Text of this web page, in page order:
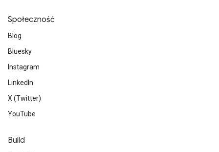
Społeczność
Blog
Bluesky
Instagram
LinkedIn
X (Twitter)
YouTube
Build